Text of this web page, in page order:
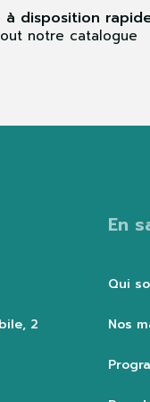
à disposition
notre catalogue
2
En
Qui
Nos